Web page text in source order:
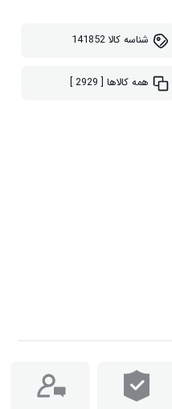
شناسه کالا141852
همه کالاها [ 2929 ]